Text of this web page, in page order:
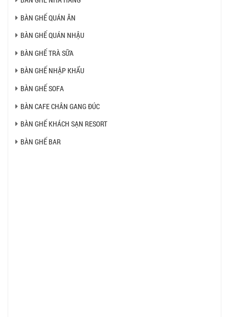
BÀN GHẾ QUÁN ĂN
BÀN GHẾ QUÁN NHẬU
BÀN GHẾ TRÀ SỮA
BÀN GHẾ NHẬP KHẨU
BÀN GHẾ SOFA
BÀN CAFE CHÂN GANG ĐÚC
BÀN GHẾ KHÁCH SẠN RESORT
BÀN GHẾ BAR